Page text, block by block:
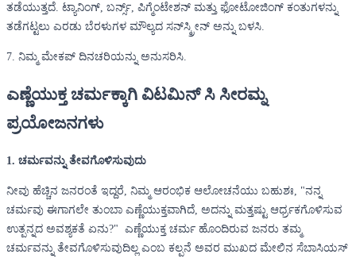
ತಡೆಯುತ್ತದೆ. ಟ್ಯಾನಿಂಗ್, ಬರ್ನ್ಸ್, ಪಿಗ್ಮೆಂಟೇಶನ್ ಮತ್ತು ಫೋಟೋಜಿಂಗ್ ಕಂತುಗಳನ್ನು
ತಡೆಗಟ್ಟಲು ಎರಡು ಬೆರಳುಗಳ ಮೌಲ್ಯದ ಸನ್‌ಸ್ಕ್ರೀನ್ ಅನ್ನು ಬಳಸಿ.
7. ನಿಮ್ಮ ಮೇಕಪ್ ದಿನಚರಿಯನ್ನು ಅನುಸರಿಸಿ.
ಎಣ್ಣೆಯುಕ್ತ ಚರ್ಮಕ್ಕಾಗಿ ವಿಟಮಿನ್ ಸಿ ಸೀರಮ್ನ
ಪ್ರಯೋಜನಗಳು
1. ಚರ್ಮವನ್ನು ತೇವಗೊಳಿಸುವುದು
ನೀವು ಹೆಚ್ಚಿನ ಜನರಂತೆ ಇದ್ದರೆ, ನಿಮ್ಮ ಆರಂಭಿಕ ಆಲೋಚನೆಯು ಬಹುಶಃ, "ನನ್ನ
ಚರ್ಮವು ಈಗಾಗಲೇ ತುಂಬಾ ಎಣ್ಣೆಯುಕ್ತವಾಗಿದೆ, ಅದನ್ನು ಮತ್ತಷ್ಟು ಆರ್ಧ್ರಕಗೊಳಿಸುವ
ಉತ್ಪನ್ನದ ಅವಶ್ಯಕತೆ ಏನು?" ಎಣ್ಣೆಯುಕ್ತ ಚರ್ಮ ಹೊಂದಿರುವ ಜನರು ತಮ್ಮ
ಚರ್ಮವನ್ನು ತೇವಗೊಳಿಸುವುದಿಲ್ಲ ಎಂಬ ಕಲ್ಪನೆ ಅವರ ಮುಖದ ಮೇಲಿನ ಸೆಬಾಸಿಯಸ್